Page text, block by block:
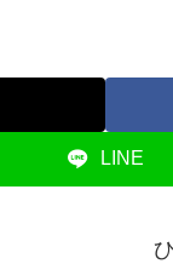
LINE